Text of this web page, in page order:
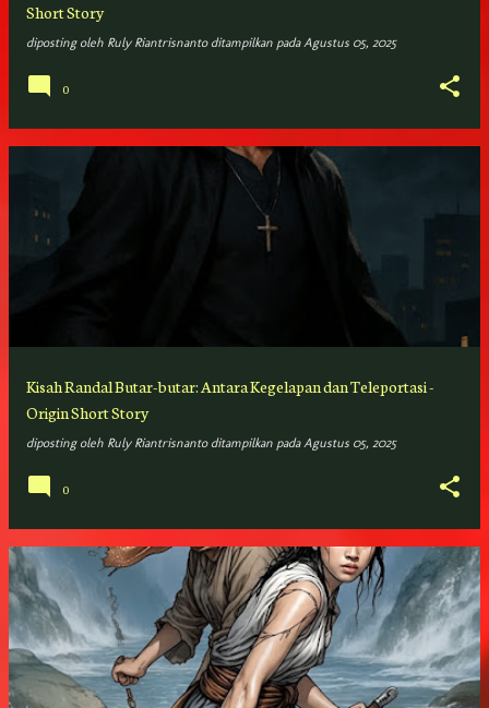
Short Story
diposting oleh Ruly Riantrisnanto ditampilkan padaAgustus 05, 2025
0
Kisah Randal Butar-butar: Antara Kegelapan dan Teleportasi -
Origin Short Story
diposting oleh Ruly Riantrisnanto ditampilkan padaAgustus 05, 2025
0